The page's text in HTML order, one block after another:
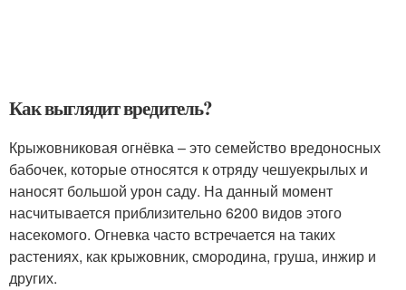
Как выглядит вредитель?
Крыжовниковая огнёвка – это семейство вредоносных
бабочек, которые относятся к отряду чешуекрылых и
наносят большой урон саду. На данный момент
насчитывается приблизительно 6200 видов этого
насекомого. Огневка часто встречается на таких
растениях, как крыжовник, смородина, груша, инжир и
других.